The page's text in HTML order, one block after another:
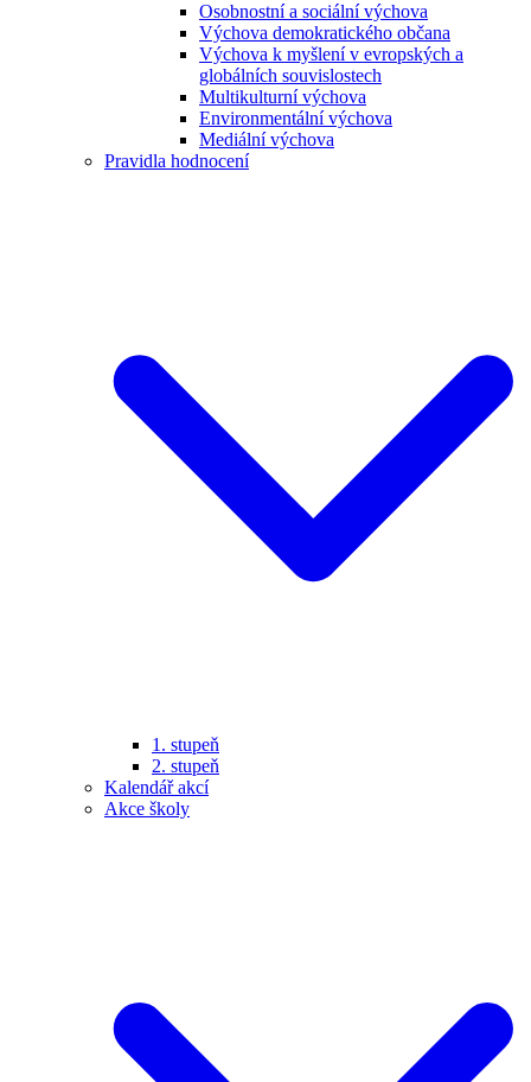
Osobnostní a sociální výchova
Výchova demokratického občana
Výchova k myšlení v evropských a
globálních souvislostech
Multikulturní výchova
Environmentální výchova
Mediální výchova
Pravidla hodnocení
1. stupeň
2. stupeň
Kalendář akcí
Akce školy